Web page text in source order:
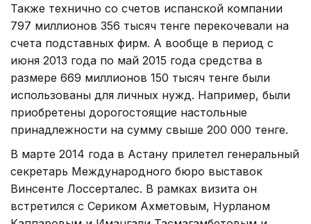
Также технично со счетов испанской компании
797 миллионов 356 тысяч тенге перекочевали на
счета подставных фирм. А вообще в период с
июня 2013 года по май 2015 года средства в
размере 669 миллионов 150 тысяч тенге были
использованы для личных нужд. Например, были
приобретены дорогостоящие настольные
принадлежности на сумму свыше 200 000 тенге.
В марте 2014 года в Астану прилетел генеральный
секретарь Международного бюро выставок
Винсенте Лоссерталес. В рамках визита он
встретился с Сериком Ахметовым, Нурланом